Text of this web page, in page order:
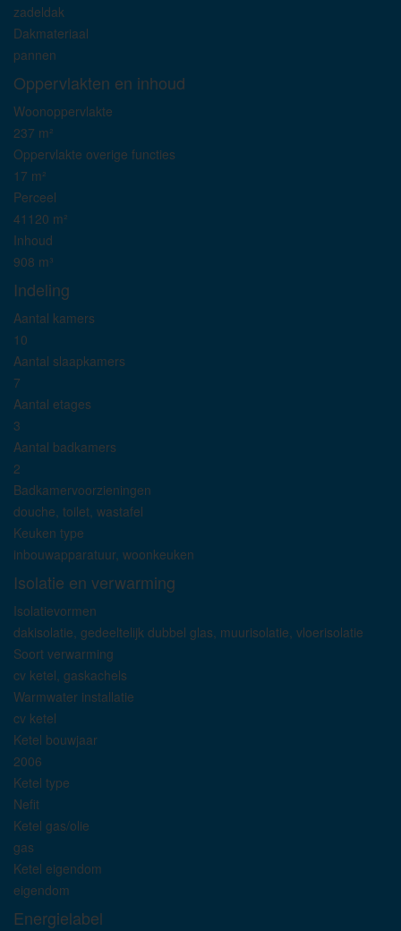
zadeldak
Dakmateriaal
pannen
Oppervlakten en inhoud
Woonoppervlakte
237 m²
Oppervlakte overige functies
17 m²
Perceel
41120 m²
Inhoud
908 m³
Indeling
Aantal kamers
10
Aantal slaapkamers
7
Aantal etages
3
Aantal badkamers
2
Badkamervoorzieningen
douche, toilet, wastafel
Keuken type
inbouwapparatuur, woonkeuken
Isolatie en verwarming
Isolatievormen
dakisolatie, gedeeltelijk dubbel glas, muurisolatie, vloerisolatie
Soort verwarming
cv ketel, gaskachels
Warmwater installatie
cv ketel
Ketel bouwjaar
2006
Ketel type
Nefit
Ketel gas/olie
gas
Ketel eigendom
eigendom
Energielabel